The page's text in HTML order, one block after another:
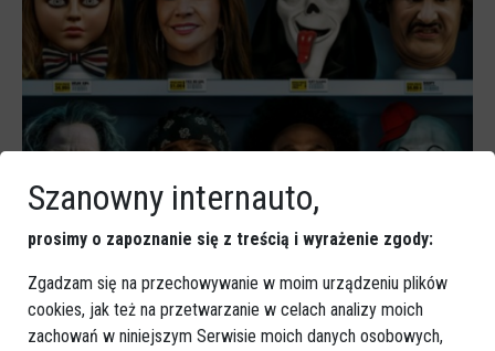
Szanowny internauto,
prosimy o zapoznanie się z treścią i wyrażenie zgody:
Zgadzam się na przechowywanie w moim urządzeniu plików
cookies, jak też na przetwarzanie w celach analizy moich
zachowań w niniejszym Serwisie moich danych osobowych,